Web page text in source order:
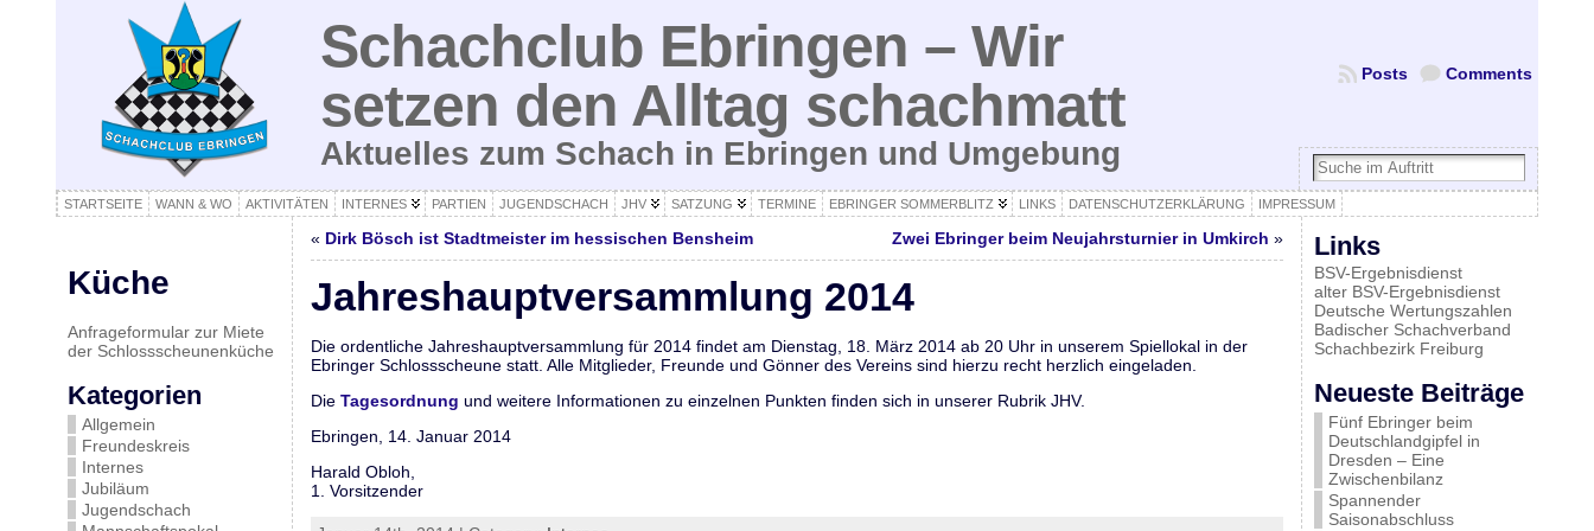
Schachclub Ebringen – Wir
setzen den Alltag schachmatt
Aktuelles zum Schach in Ebringen und Umgebung
Comments
Posts
STARTSEITE WANN & WO AKTIVITÄTEN INTERNES PARTIEN JUGENDSCHACH JHV SATZUNG TERMINE EBRINGER SOMMERBLITZ LINKS DATENSCHUTZERKLÄRUNG IMPRESSUM
Küche
Anfrageformular zur Miete
der Schlossscheunenküche
Kategorien
Allgemein
Freundeskreis
Internes
Jubiläum
Jugendschach
« Dirk Bösch ist Stadtmeister im hessischen Bensheim Zwei Ebringer beim Neujahrsturnier in Umkirch »
Jahreshauptversammlung 2014
Die ordentliche Jahreshauptversammlung für 2014 findet am Dienstag, 18. März 2014 ab 20 Uhr in unserem Spiellokal in der
Ebringer Schlossscheune statt. Alle Mitglieder, Freunde und Gönner des Vereins sind hierzu recht herzlich eingeladen.
Die Tagesordnung und weitere Informationen zu einzelnen Punkten finden sich in unserer Rubrik JHV.
Ebringen, 14. Januar 2014
Harald Obloh,
1. Vorsitzender
Links
BSV-Ergebnisdienst
alter BSV-Ergebnisdienst
Deutsche Wertungszahlen
Badischer Schachverband
Schachbezirk Freiburg
Neueste Beiträge
Fünf Ebringer beim
Deutschlandgipfel in
Dresden – Eine
Zwischenbilanz
Spannender
Saisonabschluss